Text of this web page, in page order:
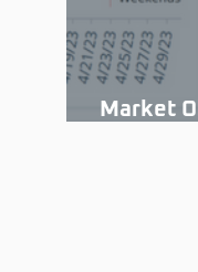
Market